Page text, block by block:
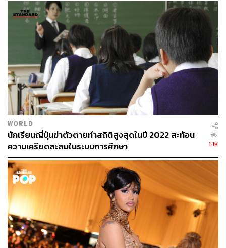
สูงสุดคือเกาหลีใต้ ญี่ปุ่น และศรีลังกา
โดยเฉลี่ยประเทศไทยมีคนฆ่าตัวตายสำเร็จปีละ 4,000
คน เท่ากับว่าทุก 2 ชั่วโมงจะมีคนฆ่าตัวตายสำเร็จ 2
คน และในทุกประชากร 100,000 คน จะมีคนฆ่าตัวตาย
สำเร็จ 6 คน
10 อันดับของจังหวัดที่มีการฆ่าตัวตายสูงสุดนั้นมีถึง 9
จังหวัดที่เป็นจังหวัดในภาคเหนือตอนบน โดย ใน
ประเทศไทย จังหวัดลำพูน ครองสถิติการฆ่าตัวตาย
สูงสุดติดต่อมาหลายปีแล้ว
ข้อสังเกตหนึ่งก็คือ ประเทศและพื้นที่ที่มีอัตราการฆ่าตัว
ตายสูงนั้นล้วนเป็นประเทศที่มีวัฒนธรรมการรักษาหน้า
ให้ความสำคัญกับภาพลักษณ์ เพราะฉะนั้นเมื่อมีความ
ทุกข์ก็มักจะไม่ยอมเปิดเผยหรือระบายให้คนรอบข้างฟัง
หรือไม่สามารถรับความรู้สึกล้มเหลวที่กระทบต่อภาพ
ลักษณ์ได้ เมื่อทุกข์ก็จะยิ่งรู้สึกทุกข์หนักกว่าเดิม
นอกจากนั้นยังพบว่าการดื่มแอลกอฮอล์มีส่วนทำให้เกิด
การฆ่าตัวตายได้เช่นกัน เนื่องจากแอลกอฮอล์เร่งความ
รู้สึกโศกเศร้า และทำให้ไม่สามารถควบคุมสติได้
ช่วงอายุที่มีการฆ่าตัวตายสูงสุดอยู่ในช่วงวัยทำงาน
อายุ 30-35 ปี
WORLD
นักเรียนญี่ปุ่นฆ่าตัวตายทำสถิติสูงสุดในปี 2022 สะท้อน
ความเครียดสะสมในระบบการศึกษา
1.1K